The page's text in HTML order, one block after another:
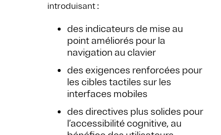
introduisant :
des indicateurs de mise au
point améliorés pour la
navigation au clavier
des exigences renforcées pour
les cibles tactiles sur les
interfaces mobiles
des directives plus solides pour
l’accessibilité cognitive, au